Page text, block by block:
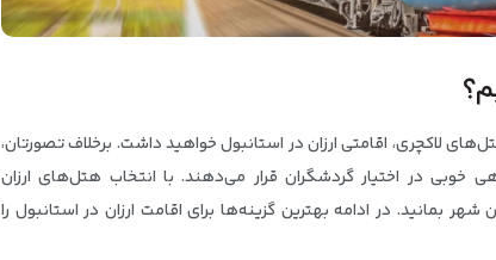
و 3 ستاره به جای هتل‌های لاکچری، اقامتی ارزان در استانبول خواهید داشت. برخلاف تصورتان،
خوبی در اختیار گردشگران قرار می‌دهند. با انتخاب هتل‌های ارزان
بمانید. در ادامه بهترین گزینه‌ها برای اقامت ارزان در استانبول را